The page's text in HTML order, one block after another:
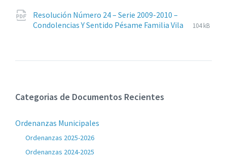
Resolución Número 24 – Serie 2009-2010 –
Condolencias Y Sentido Pésame Familia Vila
pdf
Tamaño
104 kB
Categorias de Documentos Recientes
Ordenanzas Municipales
Ordenanzas 2025-2026
Ordenanzas 2024-2025